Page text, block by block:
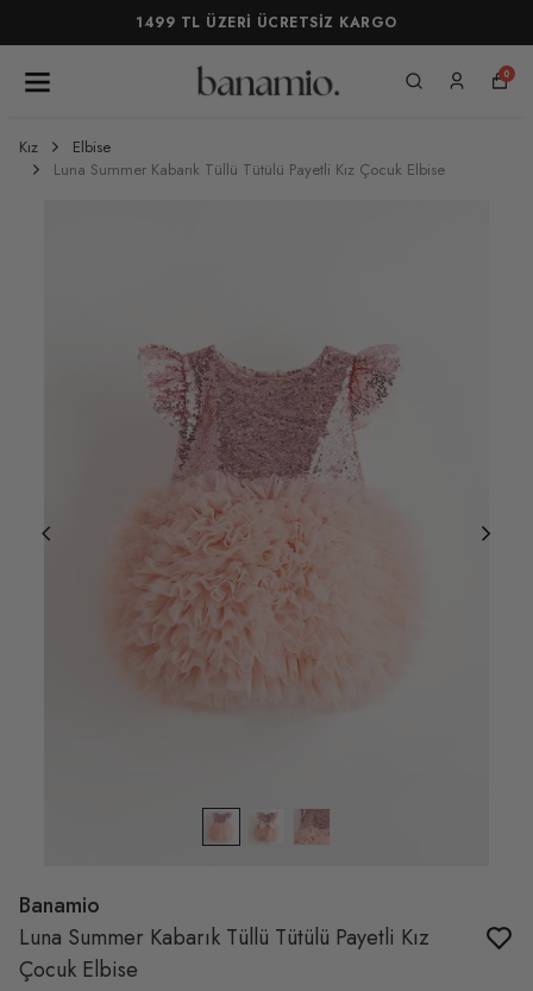
1499 TL ÜZERİ ÜCRETSİZ KARGO
0
Kız
Elbise
Luna Summer Kabarık Tüllü Tütülü Payetli Kız Çocuk Elbise
Banamio
Luna Summer Kabarık Tüllü Tütülü Payetli Kız
Çocuk Elbise